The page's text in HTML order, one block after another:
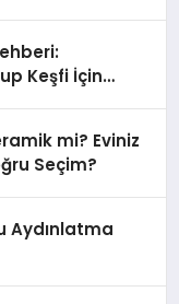
Keşfi İçin
mi? Eviniz
Seçim?
Aydınlatma